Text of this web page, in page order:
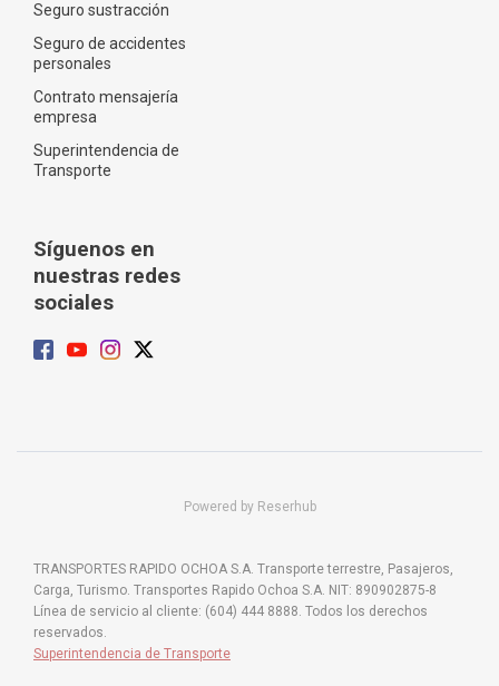
Seguro sustracción
Seguro de accidentes
personales
Contrato mensajería
empresa
Superintendencia de
Transporte
Síguenos en
nuestras redes
sociales
Powered by Reserhub
TRANSPORTES RAPIDO OCHOA S.A. Transporte terrestre, Pasajeros,
Carga, Turismo. Transportes Rapido Ochoa S.A. NIT: 890902875-8
Línea de servicio al cliente: (604) 444 8888. Todos los derechos
reservados.
Superintendencia de Transporte